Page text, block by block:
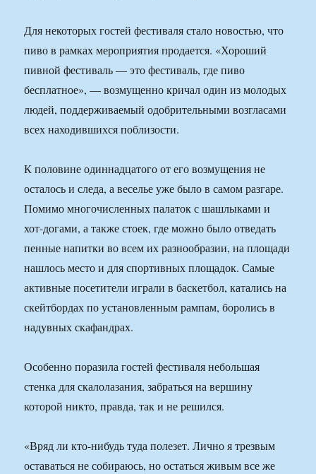
Для некоторых гостей фестиваля стало новостью, что
пиво в рамках мероприятия продается. «Хороший
пивной фестиваль — это фестиваль, где пиво
бесплатное», — возмущенно кричал один из молодых
людей, поддерживаемый одобрительными возгласами
всех находившихся поблизости.
К половине одиннадцатого от его возмущения не
осталось и следа, а веселье уже было в самом разгаре.
Помимо многочисленных палаток с шашлыками и
хот-догами, а также стоек, где можно было отведать
пенные напитки во всем их разнообразии, на площади
нашлось место и для спортивных площадок. Самые
активные посетители играли в баскетбол, катались на
скейтбордах по установленным рампам, боролись в
надувных скафандрах.
Особенно поразила гостей фестиваля небольшая
стенка для скалолазания, забраться на вершину
которой никто, правда, так и не решился.
«Вряд ли кто-нибудь туда полезет. Лично я трезвым
оставаться не собираюсь, но остаться живым все же